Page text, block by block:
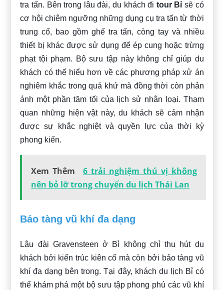
tra tấn. Bên trong lâu đài, du khách đi tour Bỉ sẽ có
cơ hội chiêm ngưỡng những dụng cụ tra tấn từ thời
trung cổ, bao gồm ghế tra tấn, còng tay và nhiều
thiết bị khác được sử dụng để ép cung hoặc trừng
phạt tội phạm. Bộ sưu tập này không chỉ giúp du
khách có thể hiểu hơn về các phương pháp xử án
nghiêm khắc trong quá khứ mà đồng thời còn phản
ánh một phần tăm tối của lịch sử nhân loại. Tham
quan những hiện vật này, du khách sẽ cảm nhận
được sự khắc nghiệt và quyền lực của thời kỳ
phong kiến.
Xem Thêm
6 trải nghiệm thú vị không
nên bỏ lỡ trong chuyến du lịch Thái Lan
Bảo tàng vũ khí đa dạng
Lâu đài Gravensteen ở Bỉ không chỉ thu hút du
khách bởi kiến trúc kiên cố mà còn bởi bảo tàng vũ
khí đa dạng bên trong. Tại đây, khách du lịch Bỉ có
thể khám phá một bộ sưu tập phong phú các vũ khí